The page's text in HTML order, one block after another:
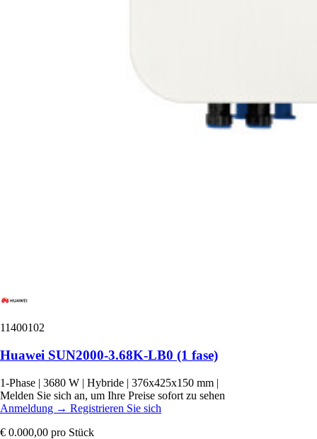
11400102
Huawei SUN2000-3.68K-LB0 (1 fase)
1-Phase | 3680 W | Hybride | 376x425x150 mm |
Melden Sie sich an, um Ihre Preise sofort zu sehen
Anmeldung → Registrieren Sie sich
€ 0.000,00 pro Stück